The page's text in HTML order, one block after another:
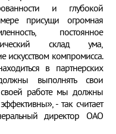
и глубокой
присущи огромная
постоянное
склад ума,
искусством компромисса.
в партнерских
выполнять свои
своей работе мы должны
- так считает
директор ОАО